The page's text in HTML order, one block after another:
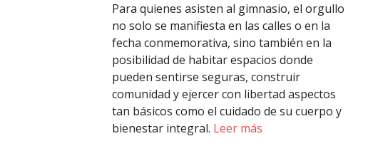
Para quienes asisten al gimnasio, el orgullo
no solo se manifiesta en las calles o en la
fecha conmemorativa, sino también en la
posibilidad de habitar espacios donde
pueden sentirse seguras, construir
comunidad y ejercer con libertad aspectos
tan básicos como el cuidado de su cuerpo y
bienestar integral. Leer más